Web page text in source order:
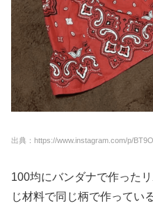
出典：https://www.instagram.com/p/
100均にバンダナで作った
じ材料で同じ柄で作ってい